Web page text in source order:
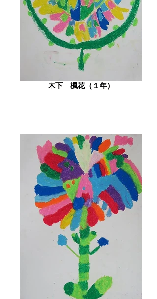
木下 楓花（１年）